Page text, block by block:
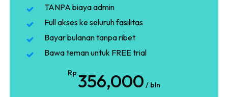
TANPA biaya admin
Full akses ke seluruh fasilitas
Bayar bulanan tanpa ribet
Bawa teman untuk FREE trial
Rp 356,000 / bln